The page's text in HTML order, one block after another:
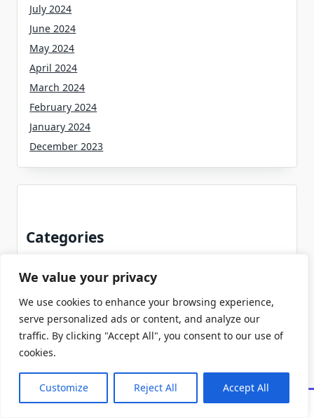
We value your privacy
We use cookies to enhance your browsing experience,
serve personalized ads or content, and analyze our
traffic. By clicking "Accept All", you consent to our use of
cookies.
Customize Reject All Accept All
July 2024
June 2024
May 2024
April 2024
March 2024
February 2024
January 2024
December 2023
Categories
Finanzen
Lifestyle
Technologie
Unternehmen